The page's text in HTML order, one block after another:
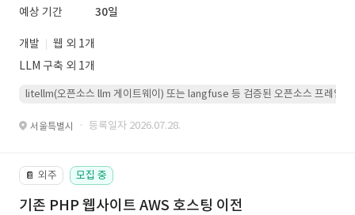
예상 기간
30일
개발
웹 외 1개
LLM 구축 외 1개
litellm(오픈소스 llm 게이트웨이) 또는 langfuse 등 검증된 오픈소스 프레임워
서울특별시 · 등록일자 2026.07.28.
📔 외주 모집 중
기존 PHP 웹사이트 AWS 호스팅 이전